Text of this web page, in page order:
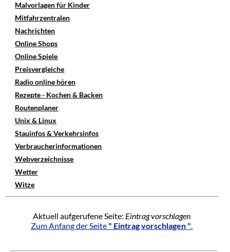
Malvorlagen für Kinder
Mitfahrzentralen
Nachrichten
Online Shops
Online Spiele
Preisvergleiche
Radio online hören
Rezepte - Kochen & Backen
Routenplaner
Unix & Linux
Stauinfos & Verkehrsinfos
Verbraucherinformationen
Webverzeichnisse
Wetter
Witze
Aktuell aufgerufene Seite: Eintrag vorschlagen
Zum Anfang der Seite " Eintrag vorschlagen ".